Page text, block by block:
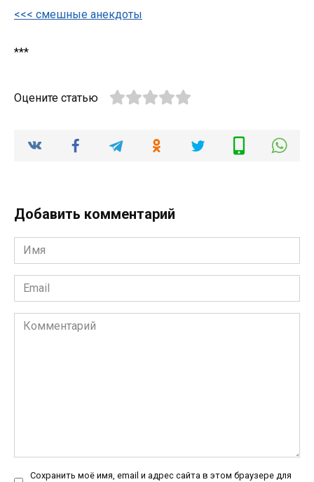
<<< смешные анекдоты
***
Оцените статью
Добавить комментарий
Имя
*
Email
*
Комментарий
Сохранить моё имя, email и адрес сайта в этом браузере для